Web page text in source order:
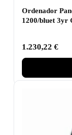
Ordenador
1200/bluet 3yr
1.230,22 €